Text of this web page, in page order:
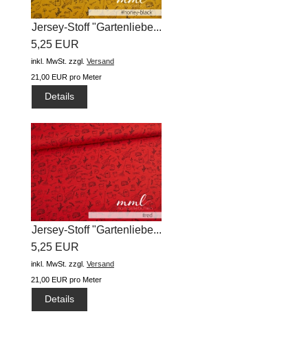
Jersey-Stoff "Gartenliebe...
5,25 EUR
inkl. MwSt. zzgl. Versand
21,00 EUR pro Meter
Details
Jersey-Stoff "Gartenliebe...
5,25 EUR
inkl. MwSt. zzgl. Versand
21,00 EUR pro Meter
Details